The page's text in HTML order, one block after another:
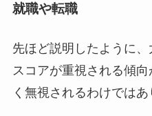
就職や転職
先ほど説明したように
スコアが重視される傾
く無視されるわけではあ